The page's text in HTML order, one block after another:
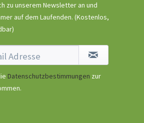
zu unserem Newsletter an und
auf dem Laufenden. (Kostenlos,
Datenschutzbestimmungen zur